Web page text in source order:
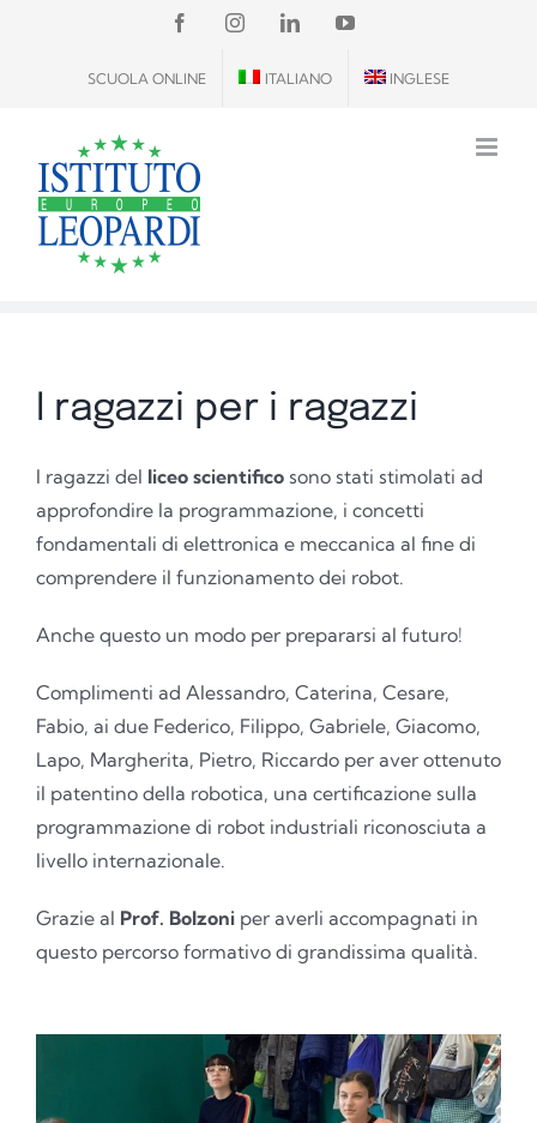
contenuto
FACEBOOKINSTAGRAM
LINKEDINYOUTUBE
SCUOLA ONLINE ITALIANO INGLESE
I ragazzi per i ragazzi
I ragazzi del liceo scientificosono stati stimolati ad
approfondire la programmazione, i concetti
fondamentali di elettronica e meccanica al fine di
comprendere il funzionamento dei robot.
Anche questo un modo per prepararsi al futuro!
Complimenti ad Alessandro, Caterina, Cesare,
Fabio, ai due Federico, Filippo, Gabriele, Giacomo,
Lapo, Margherita, Pietro, Riccardo per aver ottenuto
il patentino della robotica, una certificazione sulla
programmazione di robot industriali riconosciuta a
livello internazionale.
Grazie al Prof. Bolzoniper averli accompagnati in
questo percorso formativo di grandissima qualità.